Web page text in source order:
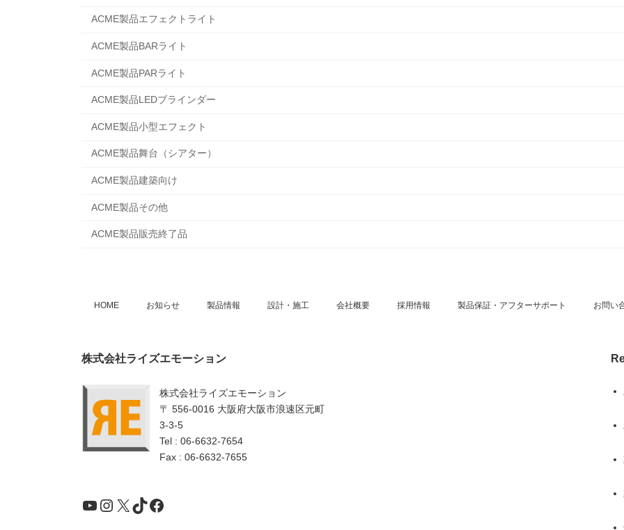
ACME製品エフェクトライト
ACME製品BARライト
ACME製品PARライト
ACME製品LEDブラインダー
ACME製品小型エフェクト
ACME製品舞台（シアター）
ACME製品建築向け
ACME製品その他
ACME製品販売終了品
HOME お知らせ 製品情報 設計・施工 会社概要 採用情報 製品保証・アフターサポート お問い
株式会社ライズエモーション
株式会社ライズエモーション
〒 556-0016 大阪府大阪市浪速区元町
3-3-5
Tel : 06-6632-7654
Fax : 06-6632-7655
YouTube
Instagram
X TikTokFacebook